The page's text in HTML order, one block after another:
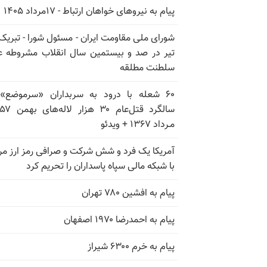
پیام به نیروهای خواهان ارتباط - ۱۷مرداد ۱۴۰۵
تیر در صد و بیستمین سال انقلاب مشروطه
سلطنت مطلقه
۶۰ شعله با درود به سربداران
مـرداد ۱۳۶۷ + ویدئو
آمریکا یک فرد و شش شرکت و صرافی رمز ارز
با شبکه مالی سپاه پاسداران را تحریم کرد
پیام به افشین ۷۸۰ تهران
پیام به احمدرضا ۱۹۷۰ اصفهان
پیام به خرم ۶۳۰۰ شیراز